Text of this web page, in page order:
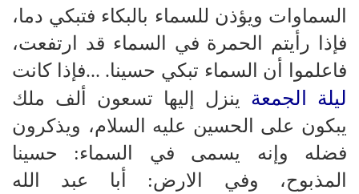
السماوات ويؤذن للسماء بالبكاء فتبكي دما،
فإذا رأيتم الحمرة في السماء قد ارتفعت،
فاعلموا أن السماء تبكي حسينا. ...فإذا كانت
ليلة الجمعة ينزل إليها تسعون ألف ملك
يبكون على الحسين عليه السلام، ويذكرون
فضله وإنه يسمى في السماء: حسينا
المذبوح، وفي الارض: أبا عبد الله